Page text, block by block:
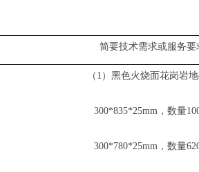
简要技术需求或服务要
（ 1）黑色火烧面花岗岩地
300*835*25mm，数量
300*780*25mm，数量